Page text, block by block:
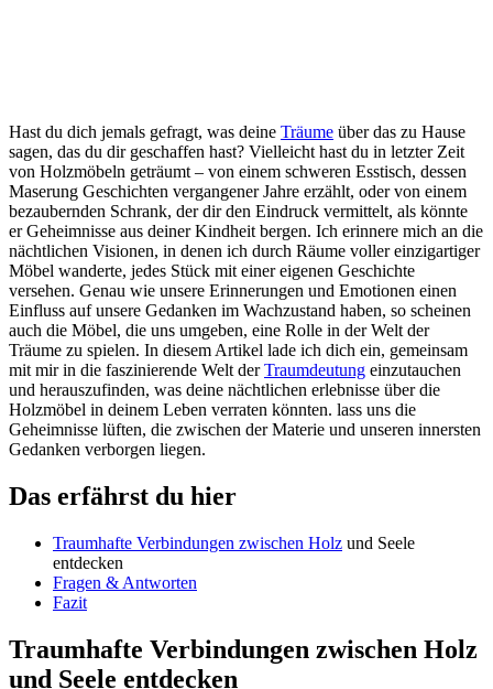
Hast du dich ⁣jemals gefragt, was deine‍ Träume ‌über das ⁢zu ‌Hause
⁣sagen, das du dir geschaffen hast? Vielleicht hast​ du in‌ letzter⁢ Zeit
von Holzmöbeln geträumt‍ – von ‍einem schweren ‌Esstisch, dessen
Maserung Geschichten ​vergangener Jahre erzählt, ‌oder von einem
bezaubernden⁢ Schrank, der dir den Eindruck vermittelt, als könnte
⁣er Geheimnisse aus deiner Kindheit bergen. Ich erinnere ‌mich⁣ an die
nächtlichen Visionen, in denen⁢ ich durch Räume voller einzigartiger
Möbel wanderte, jedes⁤ Stück‌ mit ⁣einer eigenen Geschichte
versehen. Genau wie unsere Erinnerungen und Emotionen einen‍
Einfluss‌ auf unsere Gedanken im Wachzustand ‍haben, so ⁢scheinen
auch die Möbel, die uns umgeben, eine Rolle in der Welt ‌der
Träume zu spielen. In diesem Artikel lade ⁣ich dich‍ ein, gemeinsam
mit mir ‌in die faszinierende Welt derTraumdeutung einzutauchen⁣
und ‍herauszufinden, was deine nächtlichen ⁢erlebnisse über die
Holzmöbel in deinem Leben verraten könnten. lass​ uns die
Geheimnisse ⁣lüften, die zwischen der Materie und unseren innersten
Gedanken verborgen liegen.
Das erfährst du ​hier
Traumhafte Verbindungen zwischen Holz und Seele
entdecken
Fragen & Antworten
Fazit
Traumhafte Verbindungen zwischen Holz
und ⁢Seele entdecken